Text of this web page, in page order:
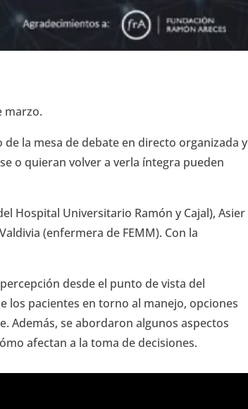
marzo.
la mesa de debate en directo organizada y
o quieran volver a verla íntegra pueden
Hospital Universitario Ramón y Cajal), Asier
(enfermera de FEMM). Con la
desde el punto de vista del
los pacientes en torno al manejo, opciones
Además, se abordaron algunos aspectos
afectan a la toma de decisiones.